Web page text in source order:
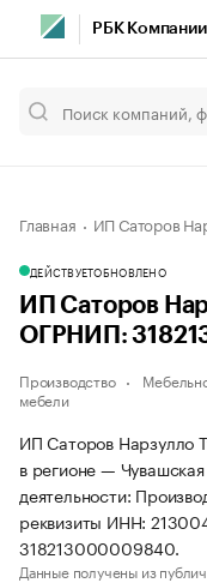
РБК Компании
Главная ИП Саторов
ДЕЙСТВУЕТОБНОВЛЕНО
ИП Саторов
ОГРНИП:
Производство
мебели
ИП Саторов Нарзулло
в регионе —
деятельности:
реквизиты ИНН:
318213000009840.
Данные получены из